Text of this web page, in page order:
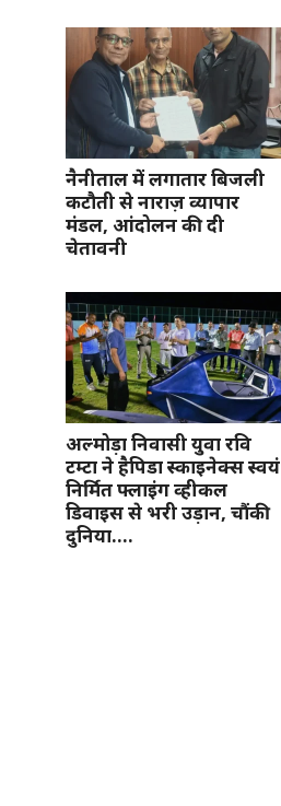
नैनीताल में लगातार बिजली
कटौती से नाराज़ व्यापार
मंडल, आंदोलन की दी
चेतावनी
अल्मोड़ा निवासी युवा रवि
टम्टा ने हैपिडा स्काइनेक्स स्वयं
निर्मित फ्लाइंग व्हीकल
डिवाइस से भरी उड़ान, चौंकी
दुनिया….